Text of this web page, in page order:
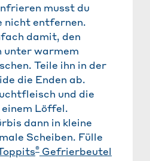
musst du
nicht entfernen.
damit, den
unter warmem
Teile ihn in der
die Enden ab.
und die
Löffel.
dann in kleine
Scheiben. Fülle
Toppits® Gefrierbeutel